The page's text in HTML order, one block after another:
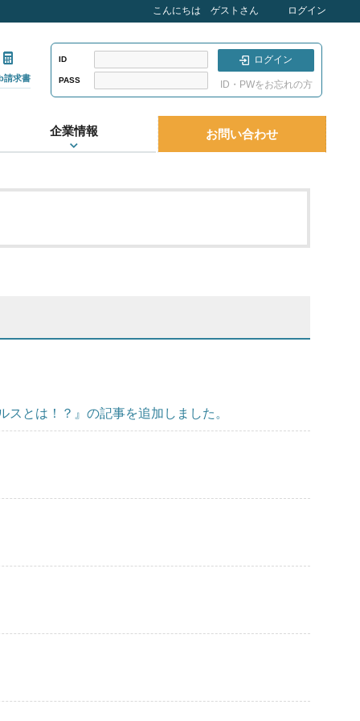
こんにちは ゲストさん ログイン
請求書
ID
PASS
ログイン
ID・PWをお忘れの方
企業情報 お問い合わせ
とは！？』の記事を追加しました。